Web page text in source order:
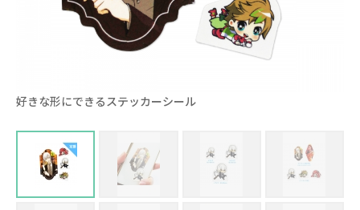
好きな形にできるステッカーシール